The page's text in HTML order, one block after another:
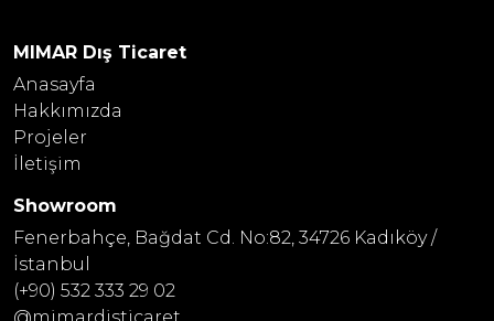
MIMAR Dış Ticaret
Anasayfa
Hakkımızda
Projeler
İletişim
Showroom
Fenerbahçe, Bağdat Cd. No:82, 34726 Kadıköy /
İstanbul
(+90) 532 333 29 02